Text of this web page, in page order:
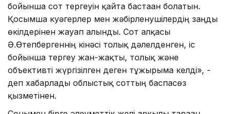
бойынша сот тергеуін қайта бастаған болатын.
Қосымша куәгерлер мен жәбірленушілердің заңды
өкілдерінен жауап алынды. ​Сот алқасы
Ә.Өтепбергеннің кінәсі толық дәлелденген,​ іс
бойынша​ тергеу жан-жақты, толық және
объективті жүргізілген деген тұжырымға келді», -
деп хабарлады облыстық соттың баспасөз
қызметінен.